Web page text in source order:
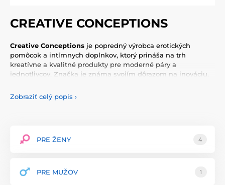
CREATIVE CONCEPTIONS
Creative Conceptions je popredný výrobca erotických
pomôcok a intímnych doplnkov, ktorý prináša na trh
kreatívne a kvalitné produkty pre moderné páry a
jednotlivcov. Značka je známa svojím dôrazom na inováciu,
zákazníkov po celom svete.
výrobok je starostlivo navrhnutý a vyrobený z vysoko
na dotyk. Produkty sú ergonomicky tvarované a esteticky
príťažlivé, čo zabezpečuje pohodlné a vzrušujúce používanie.
Zobraziť celý popis ›
PRE ŽENY 4
PRE MUŽOV 1